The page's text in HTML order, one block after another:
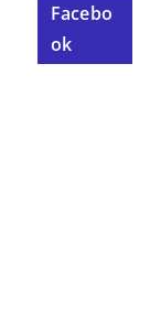
Facebo
ok